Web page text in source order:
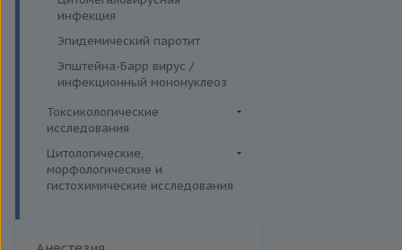
инфекция
Эпидемический паротит
Эпштейна-Барр вирус /
инфекционный мононуклеоз
Токсикологические
исследования
Комплексные исследования
Вирусные гепатиты
Ежегодные обследования
Интимное здоровье
Лекарственный мониторинг
Цитологические,
морфологические и
гистохимические исследования